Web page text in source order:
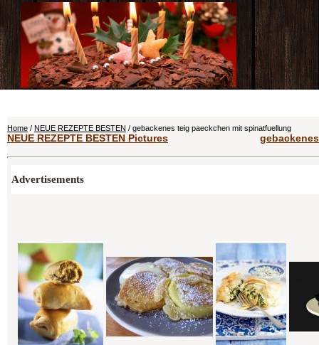
Home / NEUE REZEPTE BESTEN / gebackenes teig paeckchen mit spinatfuellung
NEUE REZEPTE BESTEN Pictures
Advertisements